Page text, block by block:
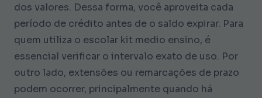
dos valores. Dessa forma, você aproveita cada
período de crédito antes de o saldo expirar. Para
quem utiliza o escolar kit medio ensino, é
essencial verificar o intervalo exato de uso. Por
outro lado, extensões ou remarcações de prazo
podem ocorrer, principalmente quando há